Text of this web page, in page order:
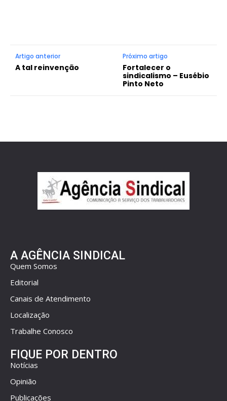
Artigo anterior
A tal reinvenção
Próximo artigo
Fortalecer o
sindicalismo – Eusébio
Pinto Neto
A AGÊNCIA SINDICAL
Quem Somos
Editorial
Canais de Atendimento
Localização
Trabalhe Conosco
FIQUE POR DENTRO
Notícias
Opinião
Publicações